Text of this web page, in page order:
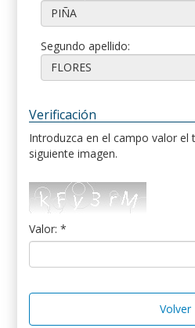
Segundo apellido:
Verificación
Introduzca en el campo valor el
siguiente imagen.
Valor: *
Volver